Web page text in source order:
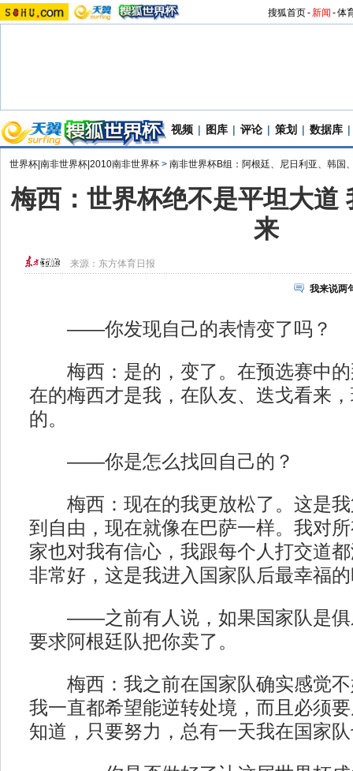
搜狐首页-新闻 -体
视频 | 图库 | 评论 | 策划 | 数据库 |
世界杯|南非世界杯|2010南非世界杯 > 南非世界杯B组：阿根廷、尼日利亚、韩国
梅西：世界杯绝不是平坦大道
来
来源： 东方体育日报
我来说两
——你发现自己的表情变了吗？
梅西：是的，变了。在预选赛中的
在的梅西才是我，在队友、迭戈看来
的。
——你是怎么找回自己的？
梅西：现在的我更放松了。这是我
到自由，现在就像在巴萨一样。我对
家也对我有信心，我跟每个人打交道
非常好，这是我进入国家队后最幸福
——之前有人说，如果国家队是俱
要求阿根廷队把你卖了。
梅西：我之前在国家队确实感觉不
我一直都希望能逆转处境，而且必须
知道，只要努力，总有一天我在国家